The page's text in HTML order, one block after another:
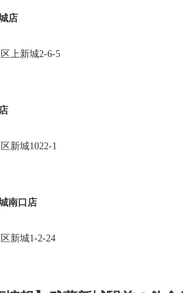
店
上新城2-6-5
新城1022-1
南口店
新城1-2-24